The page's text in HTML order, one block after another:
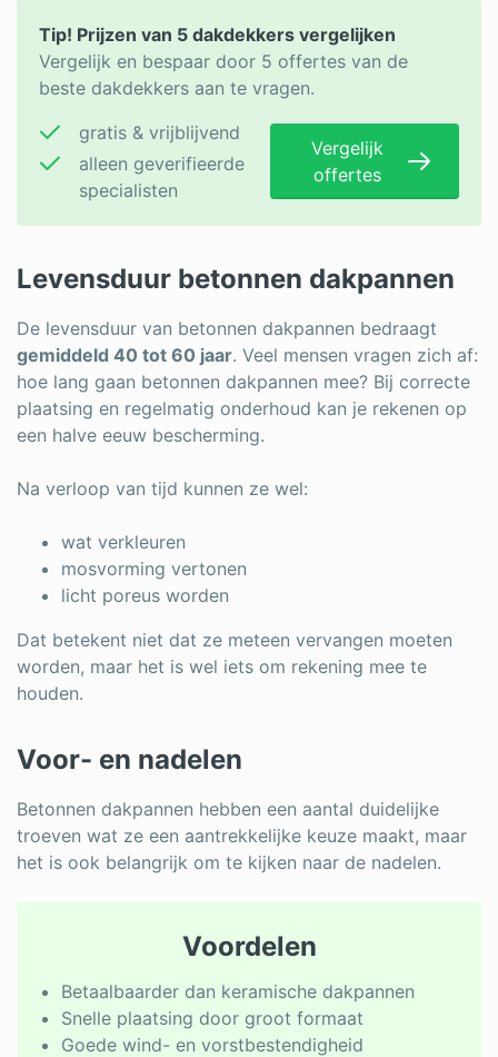
Tip! Prijzen van 5 dakdekkers vergelijken
Vergelijk en bespaar door 5 offertes van de
beste dakdekkers aan te vragen.
gratis & vrijblijvend
alleen geverifieerde
specialisten
Vergelijk
offertes
Levensduur betonnen dakpannen
De levensduur van betonnen dakpannen bedraagt
gemiddeld 40 tot 60 jaar. Veel mensen vragen zich af:
hoe lang gaan betonnen dakpannen mee? Bij correcte
plaatsing en regelmatig onderhoud kan je rekenen op
een halve eeuw bescherming.
Na verloop van tijd kunnen ze wel:
wat verkleuren
mosvorming vertonen
licht poreus worden
Dat betekent niet dat ze meteen vervangen moeten
worden, maar het is wel iets om rekening mee te
houden.
Voor- en nadelen
Betonnen dakpannen hebben een aantal duidelijke
troeven wat ze een aantrekkelijke keuze maakt, maar
het is ook belangrijk om te kijken naar de nadelen.
Voordelen
Betaalbaarder dan keramische dakpannen
Snelle plaatsing door groot formaat
Goede wind- en vorstbestendigheid